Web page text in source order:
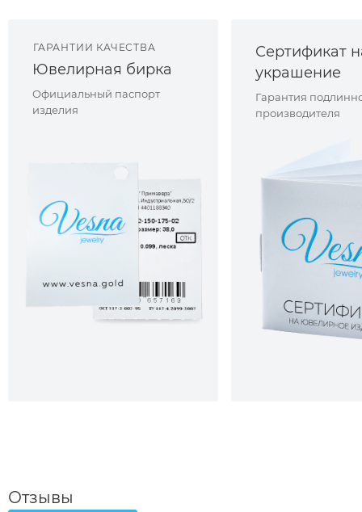
ГАРАНТИИ КАЧЕСТВА
Ювелирная бирка
Официальный паспорт
изделия
Сертификат
украшение
Гарантия
производителя
Отзывы